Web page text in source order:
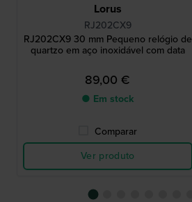
Lorus
RJ202CX9
RJ202CX9 30 mm Pequeno relógio de
quartzo em aço inoxidável com data
89,00 €
● Em stock
Comparar
Ver produto